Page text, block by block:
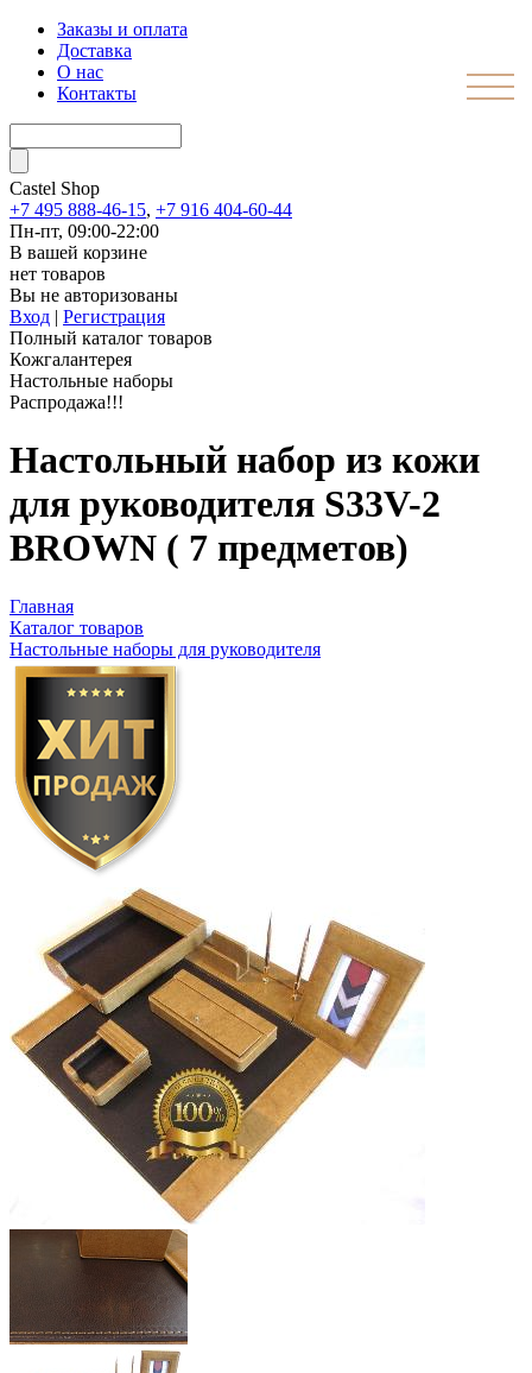
Заказы и оплата
Доставка
О нас
Контакты
Castel Shop
+7 495 888-46-15, +7 916 404-60-44
Пн-пт, 09:00-22:00
В вашей корзине
нет товаров
Вы не авторизованы
Вход | Регистрация
Полный каталог товаров
Кожгалантерея
Настольные наборы
Распродажа!!!
Настольный набор из кожи
для руководителя S33V-2
BROWN ( 7 предметов)
Главная
Каталог товаров
Настольные наборы для руководителя